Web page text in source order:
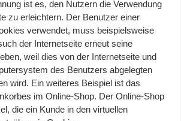
ist es, den Nutzern die Verwendung
zu erleichtern. Der Benutzer einer
verwendet, muss beispielsweise
der Internetseite erneut seine
weil dies von der Internetseite und
des Benutzers abgelegten
wird. Ein weiteres Beispiel ist das
im Online-Shop. Der Online-Shop
die ein Kunde in den virtuellen